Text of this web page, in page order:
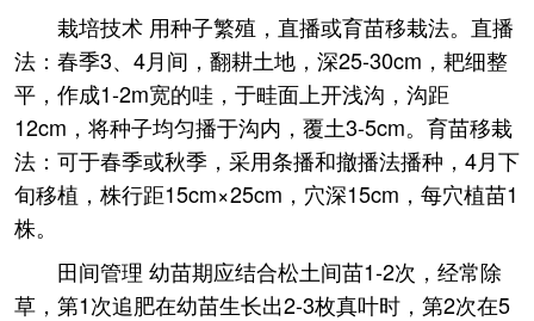
栽培技术 用种子繁殖，直播或育苗移栽法。直播
法：春季3、4月间，翻耕土地，深25-30cm，耙细整
平，作成1-2m宽的哇，于畦面上开浅沟，沟距
12cm，将种子均匀播于沟内，覆土3-5cm。育苗移栽
法：可于春季或秋季，采用条播和撤播法播种，4月下
旬移植，株行距15cm×25cm，穴深15cm，每穴植苗1
株。
田间管理 幼苗期应结合松土间苗1-2次，经常除
草，第1次追肥在幼苗生长出2-3枚真叶时，第2次在5